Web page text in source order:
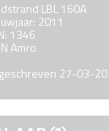
LBL 160A
2011
1346
Amro
27-03-